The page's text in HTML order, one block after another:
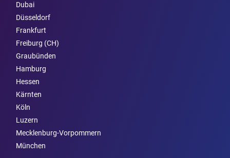
Dubai
Düsseldorf
Frankfurt
Freiburg (CH)
Graubünden
Hamburg
Hessen
Kärnten
Köln
Luzern
Mecklenburg-Vorpommern
München